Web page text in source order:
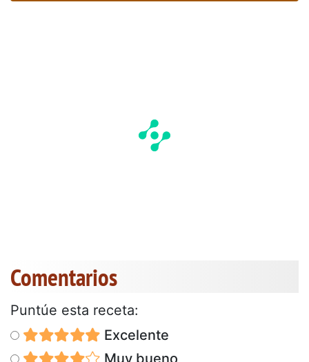
Comentarios
Puntúe esta receta:
Excelente
Muy bueno